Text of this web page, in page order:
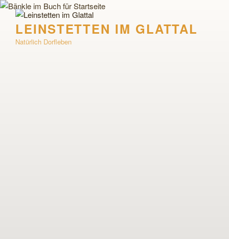
Zum
Inhalt
springenLEINSTETTEN IM GLATTAL
Natürlich Dorfleben